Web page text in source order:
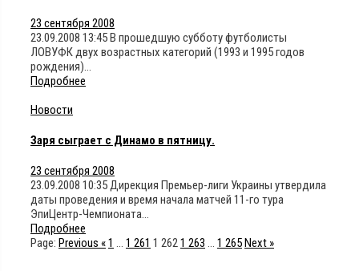
23 сентября 2008
23.09.2008 13:45 В прошедшую субботу футболисты
ЛОВУФК двух возрастных категорий (1993 и 1995 годов
рождения)…
Подробнее
Новости
Заря сыграет с Динамо в пятницу.
23 сентября 2008
23.09.2008 10:35 Дирекция Премьер-лиги Украины утвердила
даты проведения и время начала матчей 11-го тура
ЭпиЦентр-Чемпионата…
Подробнее
Page: Previous «1 … 1 261 1 2621 263 … 1 265Next »